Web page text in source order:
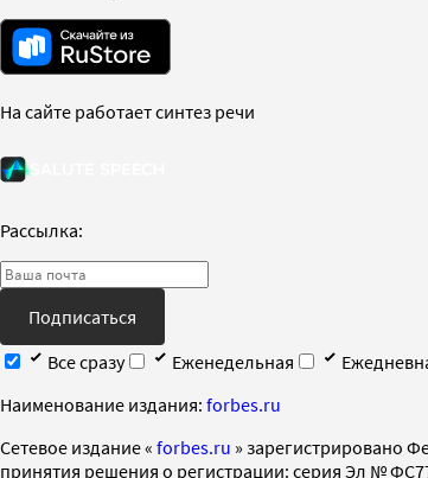
На сайте работает синтез речи
Рассылка:
Подписаться
Все сразу
Еженедельная
Наименование издания: forbes.ru
Cетевое издание « forbes.ru » зарегистрировано
принятия решения о регистрации: серия Эл №